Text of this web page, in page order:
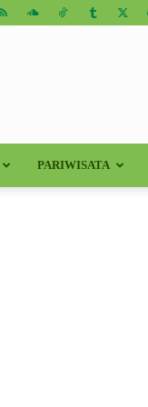
PARIWISATA